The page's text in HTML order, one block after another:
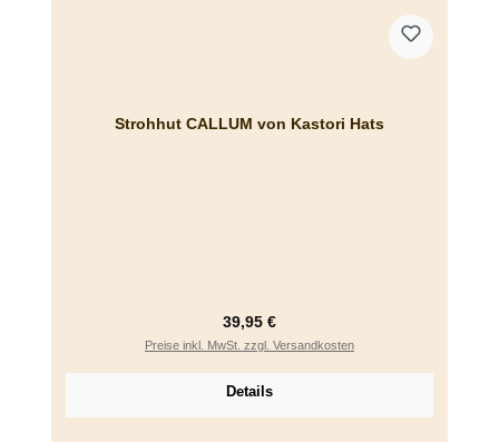
Strohhut CALLUM von Kastori Hats
Regulärer Preis:
39,95 €
Preise inkl. MwSt. zzgl. Versandkosten
Details